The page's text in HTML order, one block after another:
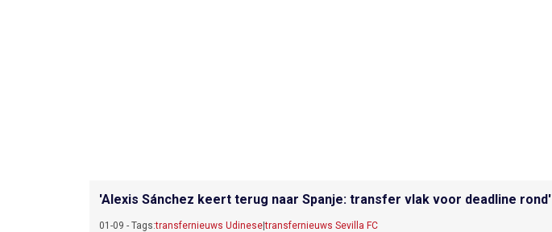
'Alexis Sánchez keert terug naar Spanje: transfer vlak voor deadline rond'
01-09 - Tags:transfernieuws Udinese|transfernieuws Sevilla FC